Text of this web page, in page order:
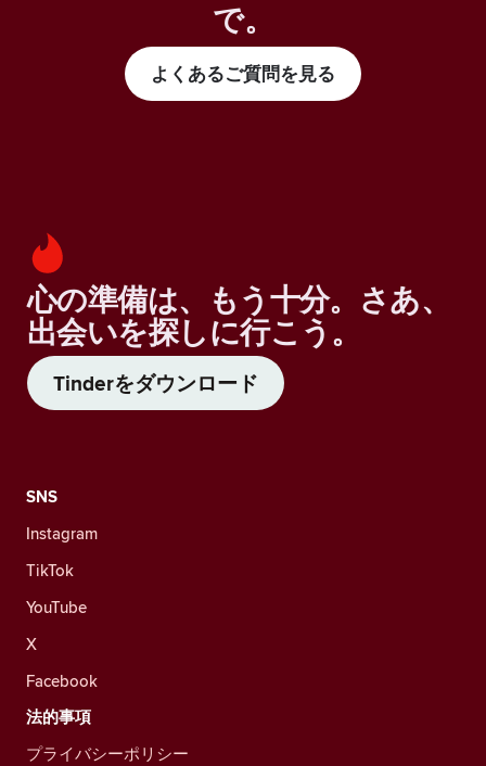
で。
よくあるご質問を見る
心の準備は、もう十分。さあ、
出会いを探しに行こう。
Tinderをダウンロード
SNS
Instagram
TikTok
YouTube
X
Facebook
法的事項
プライバシーポリシー